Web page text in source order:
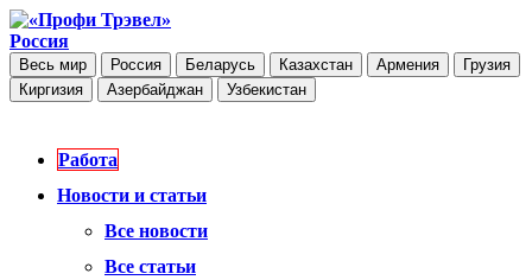
Россия
Весь мир Россия Беларусь Казахстан Армения
Грузия
Киргизия
Азербайджан Узбекистан
Работа
Новости и статьи
Все новости
Все статьи